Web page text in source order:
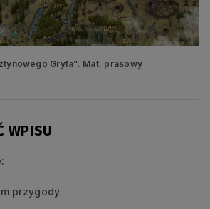
Gryfa”. Mat. prasowy
WPISU
przygody